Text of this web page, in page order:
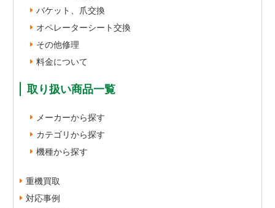
バケット、爪交換
オペレーターシート交換
その他修理
料金について
取り扱い商品一覧
メーカーから探す
カテゴリから探す
機種から探す
重機買取
対応事例